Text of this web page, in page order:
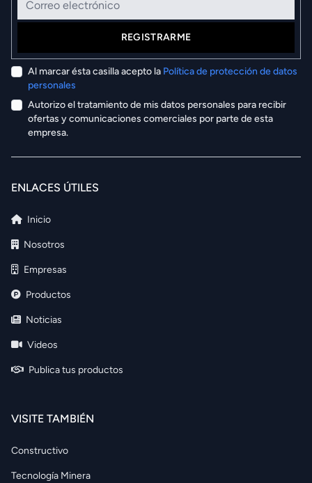
REGISTRARME
Al marcar ésta casilla acepto la Política de protección de datos
personales
Autorizo el tratamiento de mis datos personales para recibir
ofertas y comunicaciones comerciales por parte de esta
empresa.
ENLACES ÚTILES
Inicio
Nosotros
Empresas
Productos
Noticias
Videos
Publica tus productos
VISITE TAMBIÉN
Constructivo
Tecnología Minera